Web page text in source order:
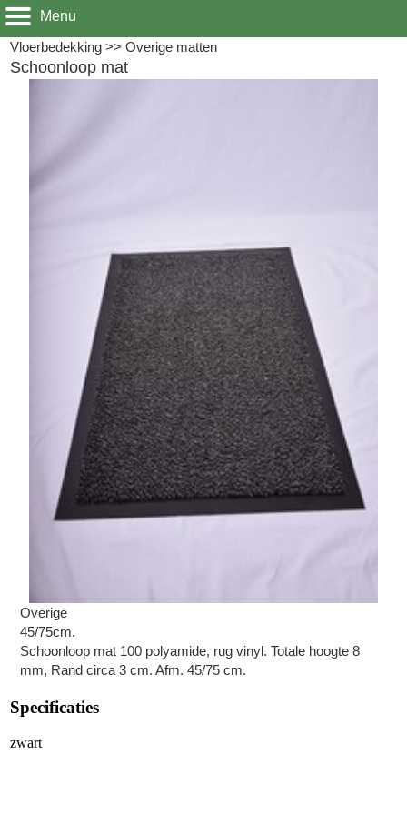
Menu
Vloerbedekking >>Overige matten
Schoonloop mat
Overige
45/75cm.
Schoonloop mat 100 polyamide, rug vinyl. Totale hoogte 8
mm, Rand circa 3 cm. Afm. 45/75 cm.
Specificaties
zwart